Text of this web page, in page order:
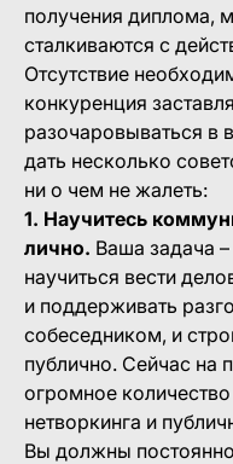
получения диплома,
сталкиваются с
Отсутствие
конкуренция
разочаровываться в
дать несколько
ни о чем не жалеть:
1. Научитесь
лично. Ваша задача
научиться вести
и поддерживать
собеседником, и
публично. Сейчас на
огромное
нетворкинга и
Вы должны